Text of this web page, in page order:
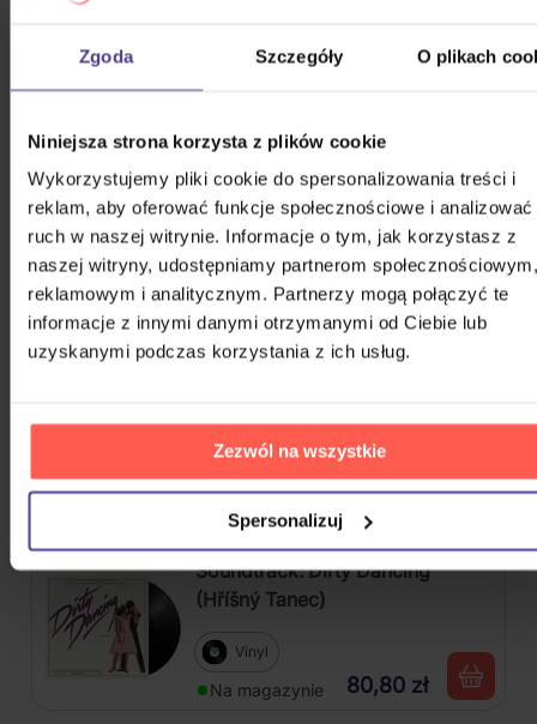
Zgoda Szczegóły O plikach
Niniejsza strona korzysta z plików cookie
Wykorzystujemy pliki cookie do spersonalizowania treści i
reklam, aby oferować funkcje społecznościowe i analizować
ruch w naszej witrynie. Informacje o tym, jak korzystasz z
naszej witryny, udostępniamy partnerom społecznościowym,
reklamowym i analitycznym. Partnerzy mogą połączyć te
informacje z innymi danymi otrzymanymi od Ciebie lub
uzyskanymi podczas korzystania z ich usług.
Zezwól na wszystkie
Spersonalizuj
POKAŻ WSZYSTKIE
SCENA I EKRAN 2016 - 2026
Uhlíř Jaroslav & Svěrák Zdeněk:
Písničky nejen pro děti (Z
pohádek a televizního pořadu
Hodina zpěvu)
3CD
Na magazynie 65,30 zł
Blu-ray
127,80 zł
Soundtrack: Dirty Dancing
(Hříšný Tanec)
Vinyl
Na magazynie 80,80 zł